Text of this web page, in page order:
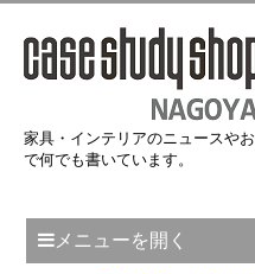
家具・インテリアのニュースや
で何でも書いています。
メニューを開く